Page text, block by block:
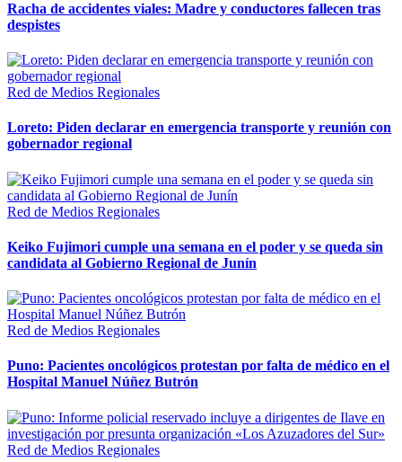
Racha de accidentes viales: Madre y conductores fallecen tras
despistes
Red de Medios Regionales
Loreto: Piden declarar en emergencia transporte y reunión con
gobernador regional
Red de Medios Regionales
Keiko Fujimori cumple una semana en el poder y se queda sin
candidata al Gobierno Regional de Junín
Red de Medios Regionales
Puno: Pacientes oncológicos protestan por falta de médico en el
Hospital Manuel Núñez Butrón
Red de Medios Regionales